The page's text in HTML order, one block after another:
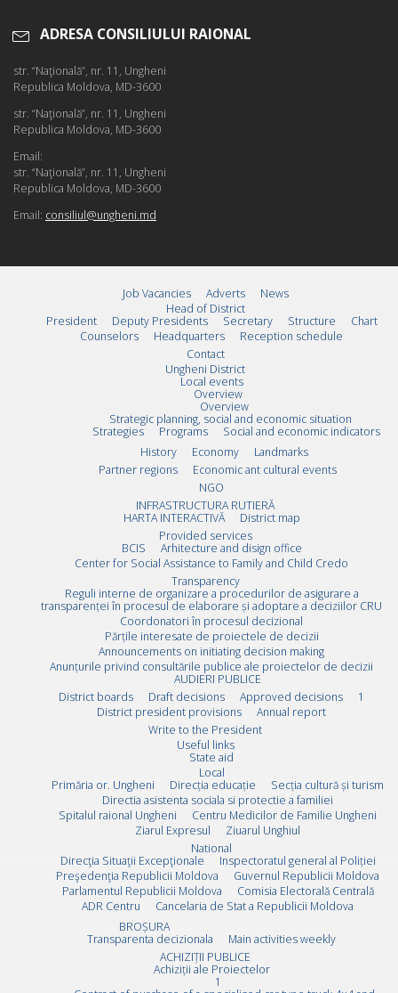
ADRESA CONSILIULUI RAIONAL
str. “Naţională”, nr. 11, Ungheni
Republica Moldova, MD-3600
str. “Naţională”, nr. 11, Ungheni
Republica Moldova, MD-3600
Email:
str. “Naţională”, nr. 11, Ungheni
Republica Moldova, MD-3600
Email: consiliul@ungheni.md
Job Vacancies Adverts
News
Head of District
President
Deputy Presidents Secretary Structure
Chart
Counselors
Headquarters
Reception schedule
Contact
Ungheni District
Local events
Overview
Overview
Strategic planning, social and economic situation
Strategies
Programs
Social and economic indicators
History
Economy
Landmarks
Partner regions
Economic ant cultural events
NGO
INFRASTRUCTURA RUTIERĂ
HARTA INTERACTIVĂ
District map
Provided services
BCIS
Arhitecture and disign office
Center for Social Assistance to Family and Child Credo
Transparency
Reguli interne de organizare a procedurilor de asigurare a
transparenței în procesul de elaborare și adoptare a deciziilor CRU
Coordonatori în procesul decizional
Părțile interesate de proiectele de decizii
Announcements on initiating decision making
Anunțurile privind consultările publice ale proiectelor de decizii
AUDIERI PUBLICE
District boards
Draft decisions Approved decisions
1
District president provisions
Annual report
Write to the President
Useful links
State aid
Local
Primăria or. Ungheni
Direcția educație
Secția cultură și turism
Directia asistenta sociala si protectie a familiei
Spitalul raional Ungheni
Centru Medicilor de Familie Ungheni
Ziarul Expresul
Ziuarul Unghiul
National
Direcţia Situaţii Excepţionale
Inspectoratul general al Poliției
Preşedenţia Republicii Moldova
Guvernul Republicii Moldova
Parlamentul Republicii Moldova
Comisia Electorală Centrală
ADR Centru
Cancelaria de Stat a Republicii Moldova
BROȘURA
Transparenta decizionala
Main activities weekly
ACHIZIȚII PUBLICE
Achiziții ale Proiectelor
1